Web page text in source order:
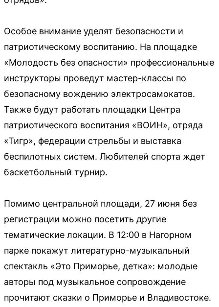
Особое внимание уделят безопасности и
патриотическому воспитанию. На площадке
«Молодость без опасности» профессиональные
инструкторы проведут мастер-классы по
безопасному вождению электросамокатов.
Также будут работать площадки Центра
патриотического воспитания «ВОИН», отряда
«Тигр», федерации стрельбы и выставка
беспилотных систем. Любителей спорта ждет
баскетбольный турнир.
Помимо центральной площади, 27 июня без
регистрации можно посетить другие
тематические локации. В 12:00 в Нагорном
парке покажут литературно-музыкальный
спектакль «Это Приморье, детка»: молодые
авторы под музыкальное сопровождение
прочитают сказки о Приморье и Владивостоке.